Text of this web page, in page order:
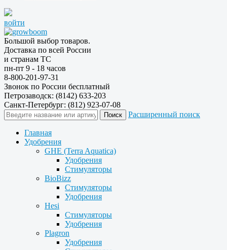
войти
Большой выбор товаров.
Доставка по всей России
и странам ТС
пн-пт 9 - 18 часов
8-800-201-97-31
Звонок по России бесплатный
Петрозаводск: (8142) 633-203
Санкт-Петербург: (812) 923-07-08
Расширенный поиск
Главная
Удобрения
GHE (Terra Aquatica)
Удобрения
Стимуляторы
BioBizz
Стимуляторы
Удобрения
Hesi
Стимуляторы
Удобрения
Plagron
Удобрения